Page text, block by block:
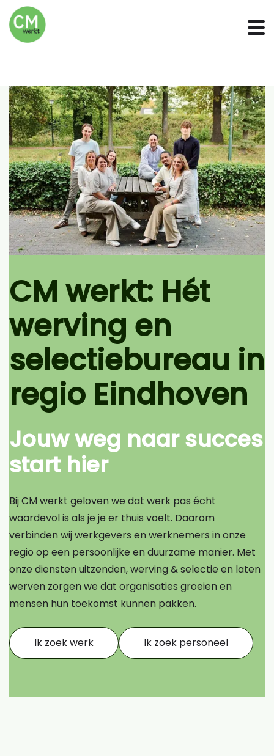
CM werkt: Hét
werving en
selectiebureau in
regio Eindhoven
Jouw weg naar succes
start hier
Bij CM werkt geloven we dat werk pas écht
waardevol is als je je er thuis voelt. Daarom
verbinden wij werkgevers en werknemers in onze
regio op een persoonlijke en duurzame manier. Met
onze diensten uitzenden, werving & selectie en laten
werven zorgen we dat organisaties groeien en
mensen hun toekomst kunnen pakken.
Ik zoek werk Ik zoek personeel